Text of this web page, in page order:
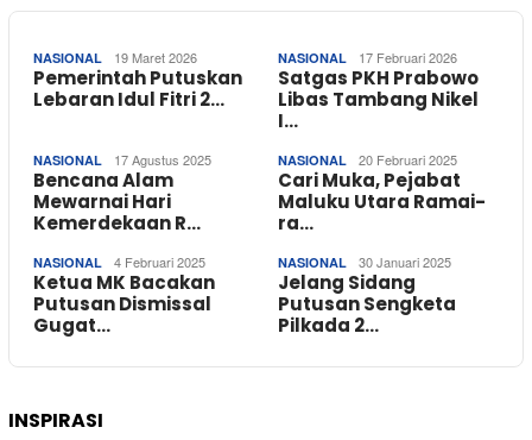
NASIONAL 19 Maret 2026
Pemerintah Putuskan
Lebaran Idul Fitri 2…
NASIONAL 17 Februari 2026
Satgas PKH Prabowo
Libas Tambang Nikel
I…
NASIONAL 17 Agustus 2025
Bencana Alam
Mewarnai Hari
Kemerdekaan R…
NASIONAL 20 Februari 2025
Cari Muka, Pejabat
Maluku Utara Ramai-
ra…
NASIONAL 4 Februari 2025
Ketua MK Bacakan
Putusan Dismissal
Gugat…
NASIONAL 30 Januari 2025
Jelang Sidang
Putusan Sengketa
Pilkada 2…
INSPIRASI